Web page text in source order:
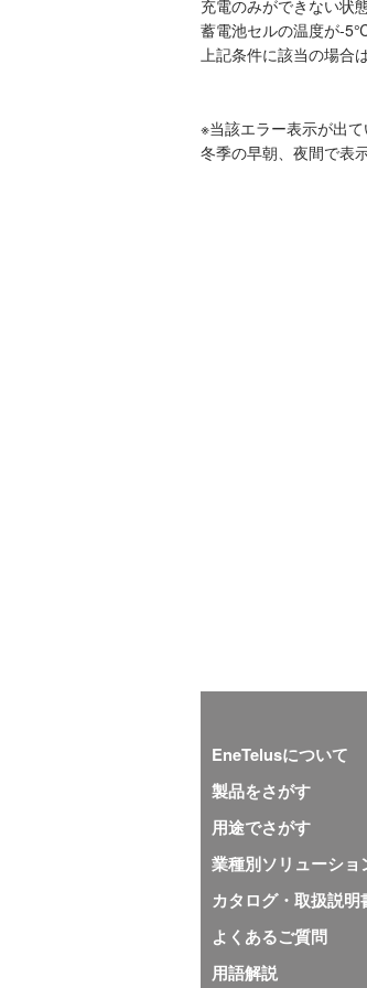
充電のみができない状
蓄電池セルの温度が-
上記条件に該当の場合
※当該エラー表示が出
冬季の早朝、夜間で表
EneTelusについて
製品をさがす
用途でさがす
業種別ソリューショ
カタログ・取扱説
よくあるご質問
用語解説